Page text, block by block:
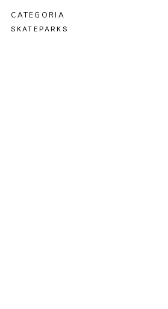
CATEGORIA
SKATEPARKS